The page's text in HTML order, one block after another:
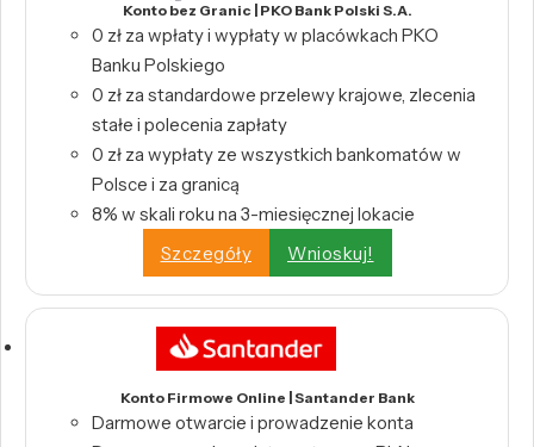
Konto bez Granic | PKO Bank Polski S.A.
0 zł za wpłaty i wypłaty w placówkach PKO
Banku Polskiego
0 zł za standardowe przelewy krajowe, zlecenia
stałe i polecenia zapłaty
0 zł za wypłaty ze wszystkich bankomatów w
Polsce i za granicą
8% w skali roku na 3-miesięcznej lokacie
Szczegóły
Wnioskuj!
Konto Firmowe Online | Santander Bank
Darmowe otwarcie i prowadzenie konta